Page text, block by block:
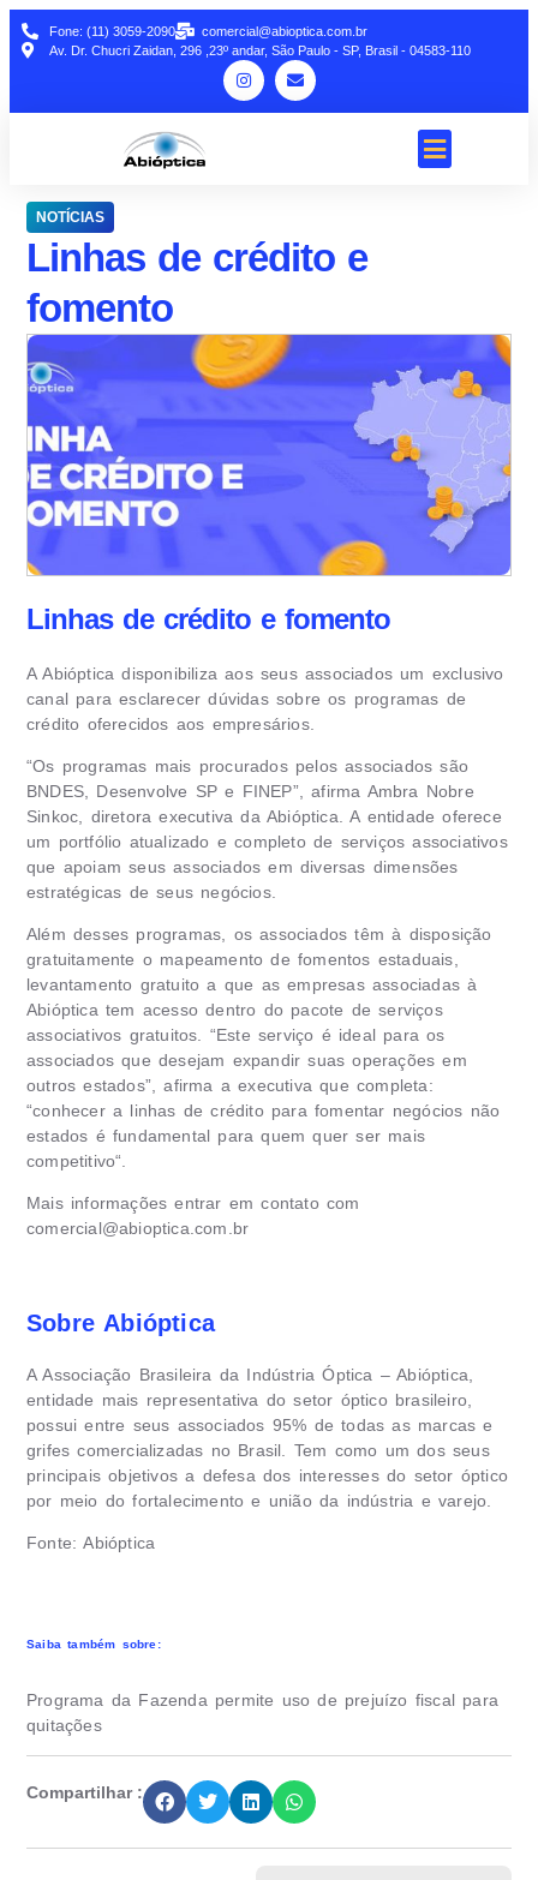
Fone: (11) 3059-2090
comercial@abioptica.com.br
Av. Dr. Chucri Zaidan, 296 ,23º andar, São Paulo - SP, Brasil - 04583-110
NOTÍCIAS
Linhas de crédito e
fomento
Linhas de crédito e fomento
A Abióptica disponibiliza aos seus associados um exclusivo
canal para esclarecer dúvidas sobre os programas de
crédito oferecidos aos empresários.
“Os programas mais procurados pelos associados são
BNDES, Desenvolve SP e FINEP”, afirma Ambra Nobre
Sinkoc, diretora executiva da Abióptica. A entidade oferece
um portfólio atualizado e completo de serviços associativos
que apoiam seus associados em diversas dimensões
estratégicas de seus negócios.
Além desses programas, os associados têm à disposição
gratuitamente o mapeamento de fomentos estaduais,
levantamento gratuito a que as empresas associadas à
Abióptica tem acesso dentro do pacote de serviços
associativos gratuitos. “Este serviço é ideal para os
associados que desejam expandir suas operações em
outros estados”, afirma a executiva que completa:
“conhecer a linhas de crédito para fomentar negócios não
estados é fundamental para quem quer ser mais
competitivo“.
Mais informações entrar em contato com
comercial@abioptica.com.br
Sobre Abióptica
A Associação Brasileira da Indústria Óptica – Abióptica,
entidade mais representativa do setor óptico brasileiro,
possui entre seus associados 95% de todas as marcas e
grifes comercializadas no Brasil. Tem como um dos seus
principais objetivos a defesa dos interesses do setor óptico
por meio do fortalecimento e união da indústria e varejo.
Fonte: Abióptica
Saiba também sobre:
Programa da Fazenda permite uso de prejuízo fiscal para
quitações
Compartilhar :